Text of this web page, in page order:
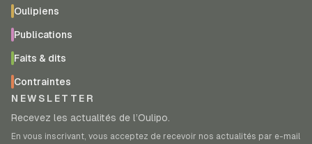
Oulipiens
Publications
Faits & dits
Contraintes
NEWSLETTER
Recevez les actualités de l’Oulipo.
En vous inscrivant, vous acceptez de recevoir nos actualités par e-mail